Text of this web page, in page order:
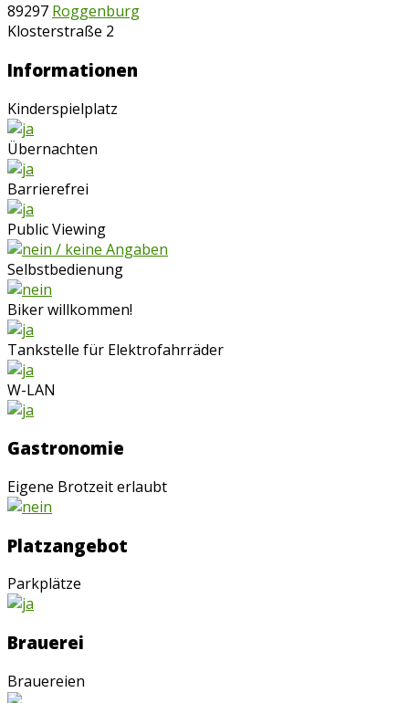
89297 Roggenburg
Klosterstraße 2
Informationen
Kinderspielplatz
Übernachten
Barrierefrei
Public Viewing
Selbstbedienung
Biker willkommen!
Tankstelle für Elektrofahrräder
W-LAN
Gastronomie
Eigene Brotzeit erlaubt
Platzangebot
Parkplätze
Brauerei
Brauereien